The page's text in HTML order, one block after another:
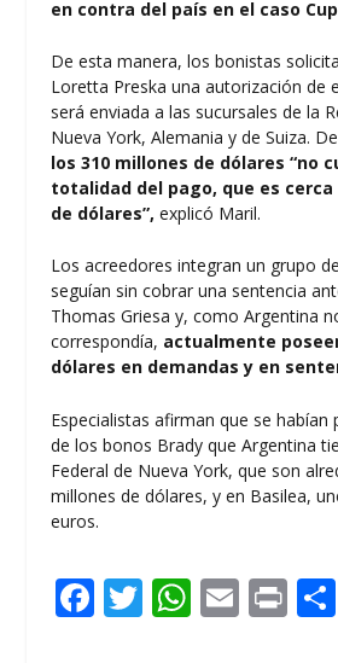
en contra del país en el caso
De esta manera, los bonistas
Loretta Preska una autorización de
será enviada a las sucursales de la
Nueva York, Alemania y de Suiza.
los 310 millones de dólares “no
totalidad del pago, que es cerca
de dólares”, explicó Maril.
Los acreedores integran un grupo
seguían sin cobrar una sentencia
Thomas Griesa y, como Argentina
correspondía, actualmente
dólares en demandas y en
Especialistas afirman que se habían
de los bonos Brady que Argentina
Federal de Nueva York, que son
millones de dólares, y en Basilea,
euros.
F T W E Pr